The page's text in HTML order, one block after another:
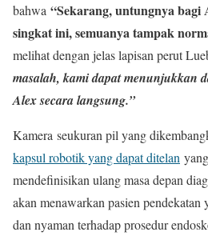
bahwa “Sekarang, untungnya
singkat ini, semuanya tampak
melihat dengan jelas lapisan perut
masalah, kami dapat menunjukkan
Alex secara langsung.”
Kamera seukuran pil yang
kapsul robotik yang dapat ditelan
mendefinisikan ulang masa depan
akan menawarkan pasien
dan nyaman terhadap prosedur